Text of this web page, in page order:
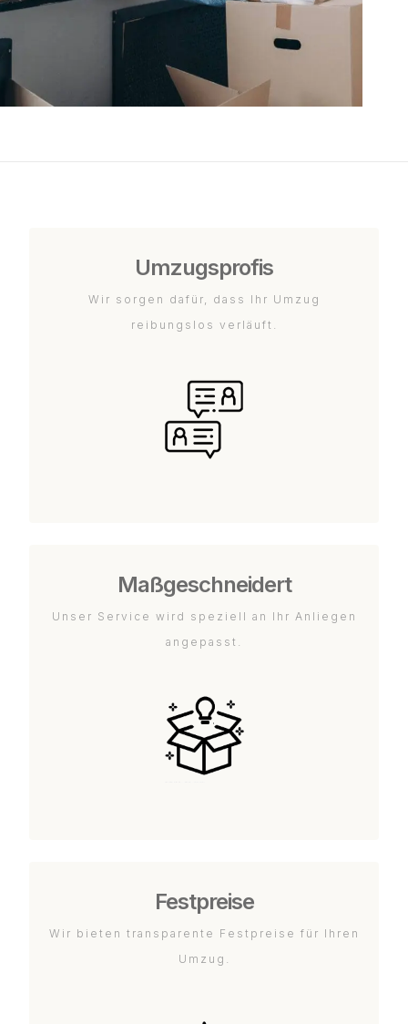
Umzugsprofis
Wir sorgen dafür, dass Ihr Umzug
reibungslos verläuft.
Maßgeschneidert
Unser Service wird speziell an Ihr Anliegen
angepasst.
Festpreise
Wir bieten transparente Festpreise für Ihren
Umzug.